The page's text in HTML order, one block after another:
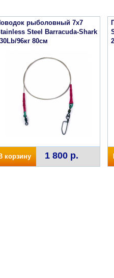
рыболовный 7х7
Steel Barracuda-Shark
96кг 80см
корзину 1 800 р.